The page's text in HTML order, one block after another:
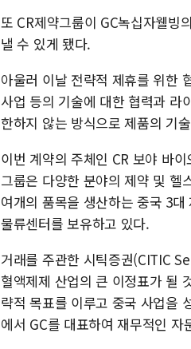
또 CR제약그룹이 GC녹십자웰빙
낼 수 있게 됐다.
아울러 이날 전략적 제휴를 위
사업 등의 기술에 대한 협력과 라
한하지 않는 방식으로 제품의 기
이번 계약의 주체인 CR 보야 바
그룹은 다양한 분야의 제약 및 헬
여개의 품목을 생산하는 중국 3
물류센터를 보유하고 있다.
거래를 주관한 시틱증권(CITIC
혈액제제 산업의 큰 이정표가 될
략적 목표를 이루고 중국 사업을
에서 GC를 대표하여 재무적인 자